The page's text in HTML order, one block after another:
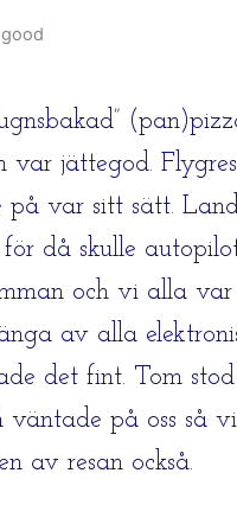
var jättegod.
på var sitt sätt.
för då skulle
och vi alla
av alla
det fint. Tom
väntade på oss så
av resan också.